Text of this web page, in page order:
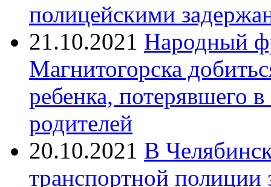
полицейскими
21.10.2021 Народный
Магнитогорска
ребенка, потерявшего
родителей
20.10.2021 В
транспортной